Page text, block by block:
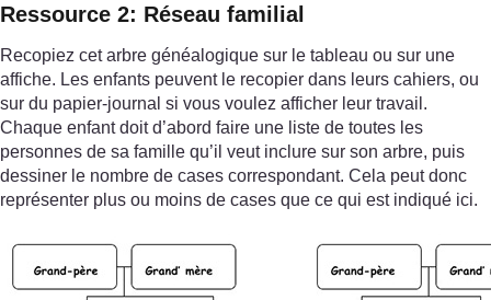
Ressource 2: Réseau familial
Recopiez cet arbre généalogique sur le tableau ou sur une
affiche. Les enfants peuvent le recopier dans leurs cahiers, ou
sur du papier-journal si vous voulez afficher leur travail.
Chaque enfant doit d’abord faire une liste de toutes les
personnes de sa famille qu’il veut inclure sur son arbre, puis
dessiner le nombre de cases correspondant. Cela peut donc
représenter plus ou moins de cases que ce qui est indiqué ici.